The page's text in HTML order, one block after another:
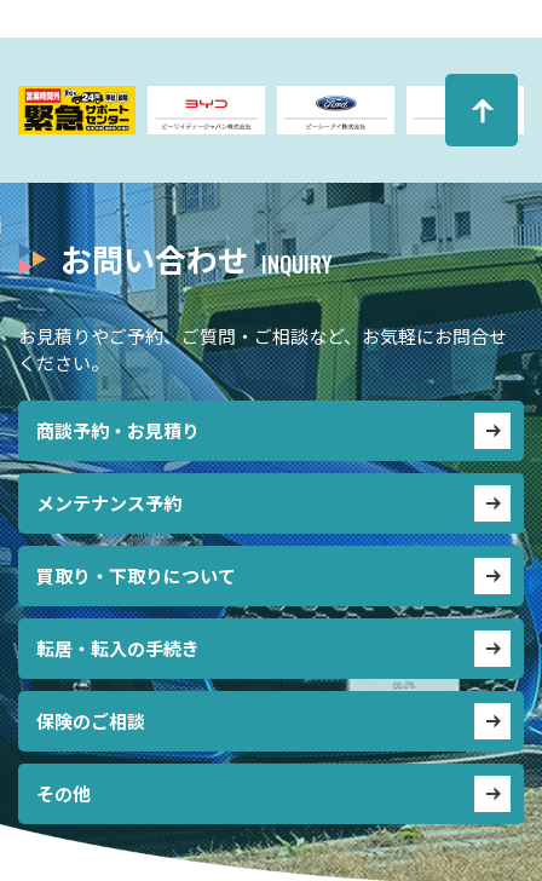
お問い合わせ
お見積りやご予約、ご質問・ご相談など、お気軽にお問合せ
ください。
商談予約・お見積り
メンテナンス予約
買取り・下取りについて
転居・転入の手続き
保険のご相談
その他